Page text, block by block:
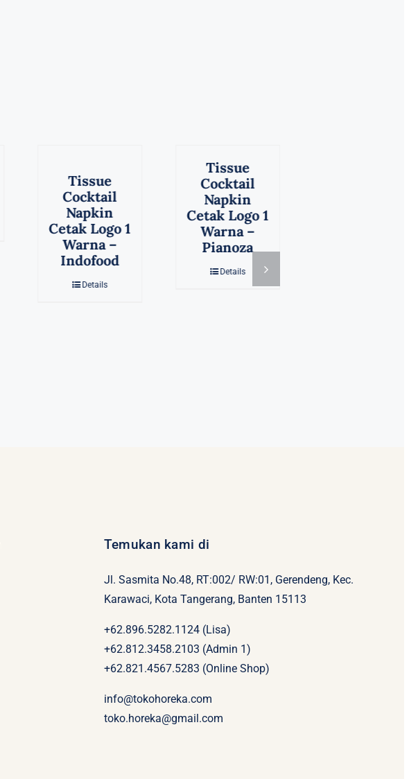
Cocktail
Napkin
Cetak Logo 1
Warna –
Pianoza
Tissue
Cocktail
Napkin
Cetak Logo 1
Warna –
Details
+62.896.5282.1124 (Lisa)
+62.821.4567.5283 (Online Shop)
toko.horeka@gmail.com